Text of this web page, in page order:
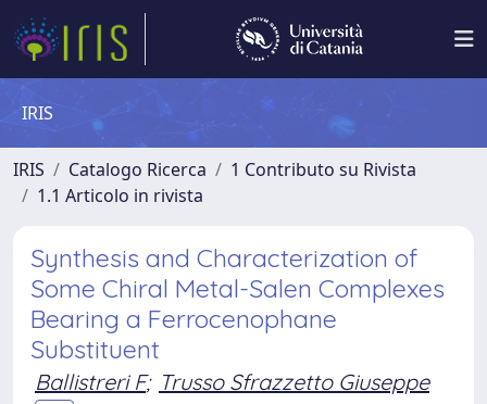
IRIS
IRIS Catalogo Ricerca
1 Contributo su Rivista
1.1 Articolo in rivista
Synthesis and Characterization of
Some Chiral Metal-Salen Complexes
Bearing a Ferrocenophane
Substituent
Ballistreri F; Trusso Sfrazzetto Giuseppe